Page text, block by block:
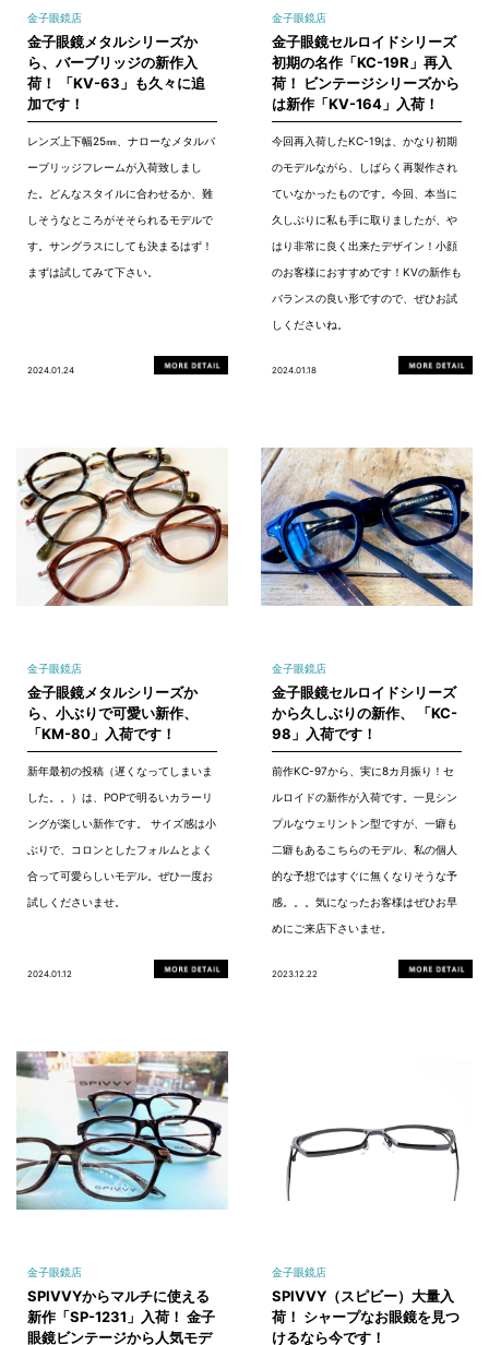
金子眼鏡店
金子眼鏡メタルシリーズか
ら、バーブリッジの新作入
荷！ 「KV-63」も久々に追
加です！
レンズ上下幅25㎜、ナローなメタルバ
ーブリッジフレームが入荷致しまし
た。どんなスタイルに合わせるか、難
しそうなところがそそられるモデルで
す。サングラスにしても決まるはず！
まずは試してみて下さい。
2024.01.24
金子眼鏡店
金子眼鏡セルロイドシリーズ
初期の名作「KC-19R」再入
荷！ ビンテージシリーズから
は新作「KV-164」入荷！
今回再入荷したKC-19は、かなり初期
のモデルながら、しばらく再製作され
ていなかったものです。今回、本当に
久しぶりに私も手に取りましたが、や
はり非常に良く出来たデザイン！小顔
のお客様におすすめです！KVの新作も
バランスの良い形ですので、ぜひお試
しくださいね。
2024.01.18
金子眼鏡店
金子眼鏡メタルシリーズか
ら、小ぶりで可愛い新作、
「KM-80」入荷です！
新年最初の投稿（遅くなってしまいま
した。。）は、POPで明るいカラーリ
ングが楽しい新作です。 サイズ感は小
ぶりで、コロンとしたフォルムとよく
合って可愛らしいモデル。ぜひ一度お
試しくださいませ。
2024.01.12
金子眼鏡店
金子眼鏡セルロイドシリーズ
から久しぶりの新作、 「KC-
98」入荷です！
前作KC-97から、実に8カ月振り！セ
ルロイドの新作が入荷です。一見シン
プルなウェリントン型ですが、一癖も
二癖もあるこちらのモデル、私の個人
的な予想ではすぐに無くなりそうな予
感。。。気になったお客様はぜひお早
めにご来店下さいませ。
2023.12.22
金子眼鏡店
SPIVVYからマルチに使える
新作「SP-1231」入荷！ 金子
眼鏡ビンテージから人気モデ
金子眼鏡店
SPIVVY（スピビー）大量入
荷！ シャープなお眼鏡を見つ
けるなら今です！